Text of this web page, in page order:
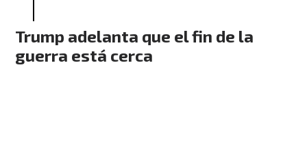
Trump adelanta que el fin de la
guerra está cerca